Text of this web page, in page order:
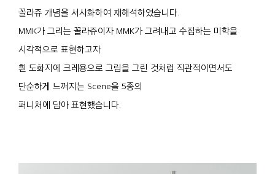
꼴라쥬 개념을 서사화하여 재해석하였습니다.
MMK가 그리는 꼴라쥬이자 MMK가 그려내고 수집하는 미학을
시각적으로 표현하고자
흰 도화지에 크레용으로 그림을 그린 것처럼 직관적이면서도
단순하게 느껴지는 Scene을 5종의
퍼니처에 담아 표현했습니다.